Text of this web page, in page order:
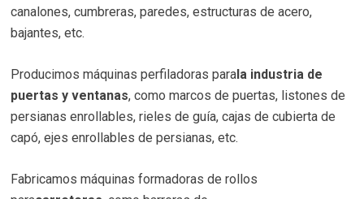
canalones, cumbreras, paredes, estructuras de acero,
bajantes, etc.
Producimos máquinas perfiladoras parala industria de
puertas y ventanas, como marcos de puertas, listones de
persianas enrollables, rieles de guía, cajas de cubierta de
capó, ejes enrollables de persianas, etc.
Fabricamos máquinas formadoras de rollos